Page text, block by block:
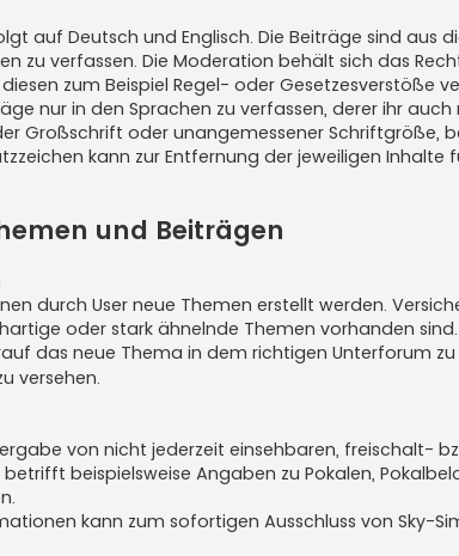
auf Deutsch und Englisch. Die Beiträge sind aus
zu verfassen. Die Moderation behält sich das
zum Beispiel Regel- oder Gesetzesverstöße
nur in den Sprachen zu verfassen, derer ihr
Großschrift oder unangemessener Schriftgröße,
kann zur Entfernung der jeweiligen Inhalte
und Beiträgen
durch User neue Themen erstellt werden.
oder stark ähnelnde Themen vorhanden
das neue Thema in dem richtigen Unterforum
versehen.
von nicht jederzeit einsehbaren, freischalt-
beispielsweise Angaben zu Pokalen,
kann zum sofortigen Ausschluss von Sky-